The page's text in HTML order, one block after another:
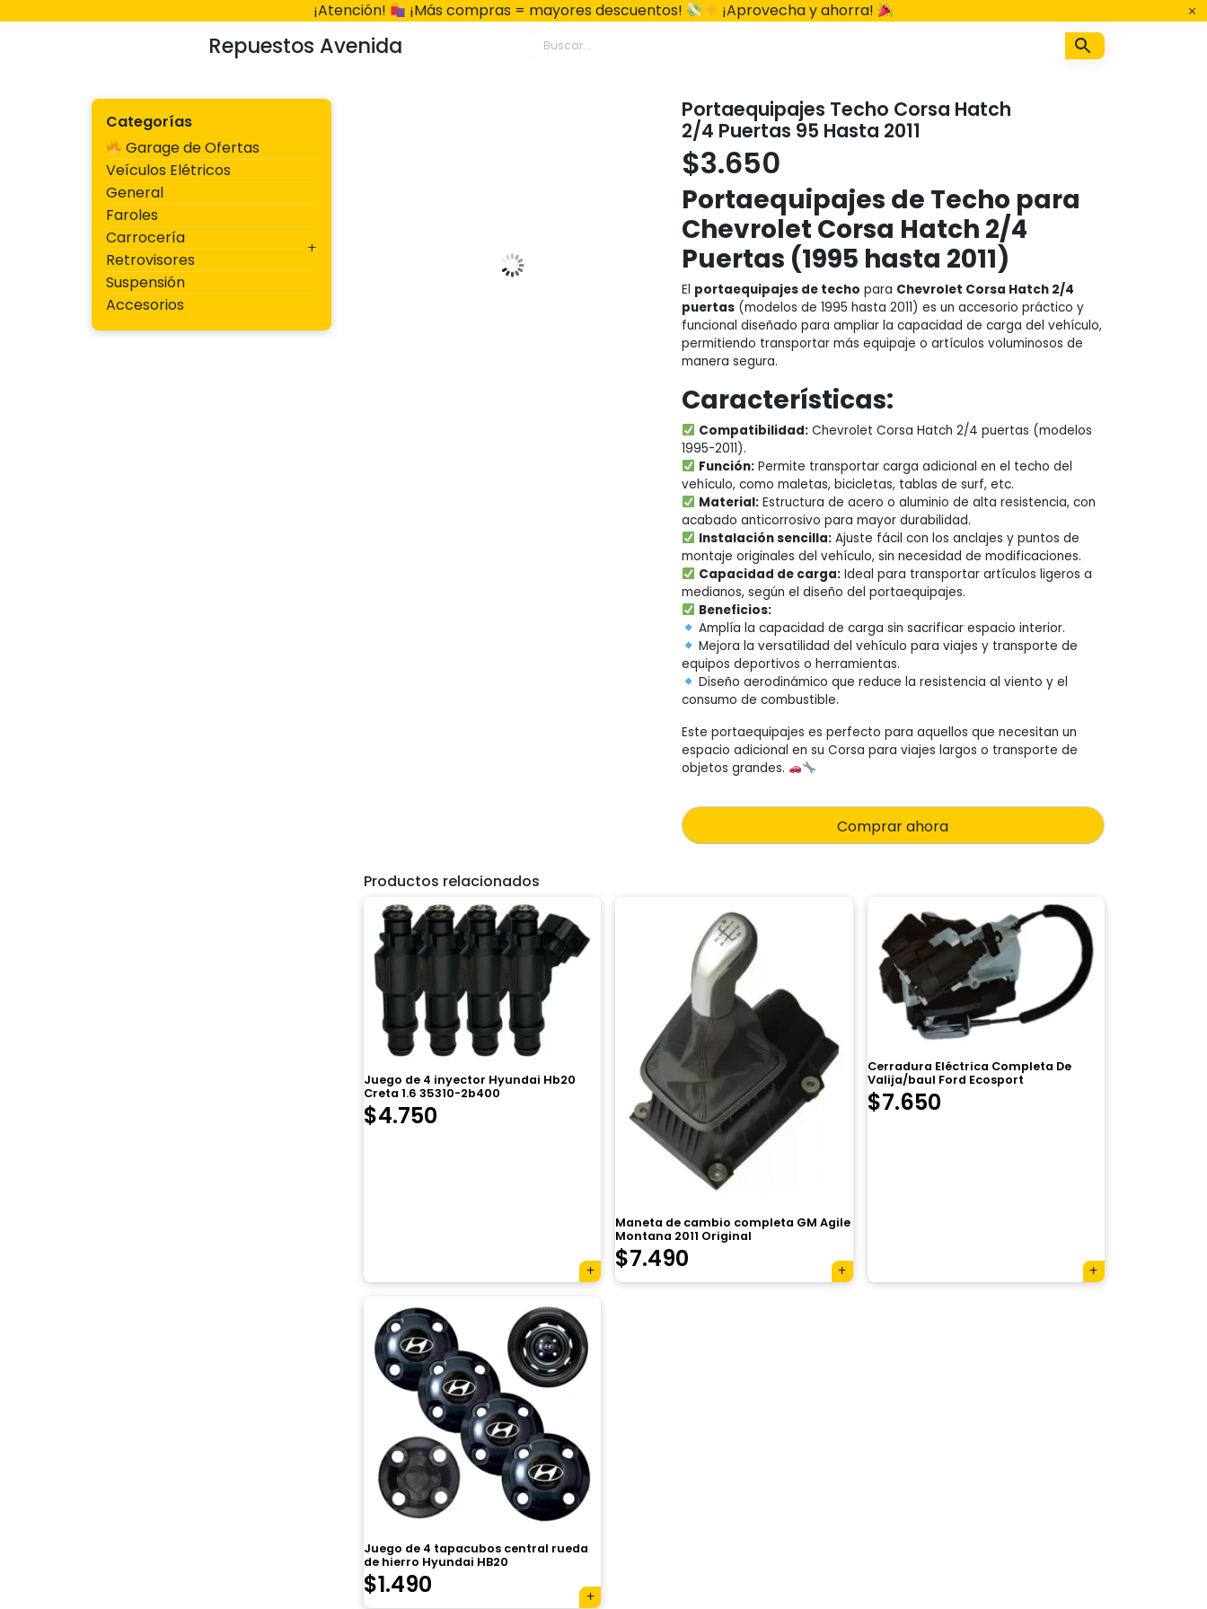
¡Atención! ¡Más compras = mayores descuentos! ¡Aprovecha y ahorra!
Repuestos Avenida
Categorías
Garage de Ofertas
Veículos Elétricos
General
Faroles
Carrocería
Retrovisores
Suspensión
Accesorios
Portaequipajes Techo Corsa Hatch
2/4 Puertas 95 Hasta 2011
$3.650
Portaequipajes de Techo para
Chevrolet Corsa Hatch 2/4
Puertas (1995 hasta 2011)
El portaequipajes de techo para Chevrolet Corsa Hatch 2/4
puertas(modelos de 1995 hasta 2011) es un accesorio práctico y
funcional diseñado para ampliar la capacidad de carga del vehículo,
permitiendo transportar más equipaje o artículos voluminosos de
manera segura.
Características:
Compatibilidad: Chevrolet Corsa Hatch 2/4 puertas (modelos
1995-2011).
Función: Permite transportar carga adicional en el techo del
vehículo, como maletas, bicicletas, tablas de surf, etc.
Material: Estructura de acero o aluminio de alta resistencia, con
acabado anticorrosivo para mayor durabilidad.
Instalación sencilla: Ajuste fácil con los anclajes y puntos de
montaje originales del vehículo, sin necesidad de modificaciones.
Capacidad de carga: Ideal para transportar artículos ligeros a
medianos, según el diseño del portaequipajes.
Beneficios:
Amplía la capacidad de carga sin sacrificar espacio interior.
Mejora la versatilidad del vehículo para viajes y transporte de
equipos deportivos o herramientas.
Diseño aerodinámico que reduce la resistencia al viento y el
consumo de combustible.
Este portaequipajes es perfecto para aquellos que necesitan un
espacio adicional en su Corsa para viajes largos o transporte de
objetos grandes.
Comprar ahora
Productos relacionados
Juego de 4 inyector Hyundai Hb20
Creta 1.6 35310-2b400
$4.750
Maneta de cambio completa GM Agile
Montana 2011 Original
$7.490
Cerradura Eléctrica Completa De
Valija/baul Ford Ecosport
$7.650
Juego de 4 tapacubos central rueda
de hierro Hyundai HB20
$1.490